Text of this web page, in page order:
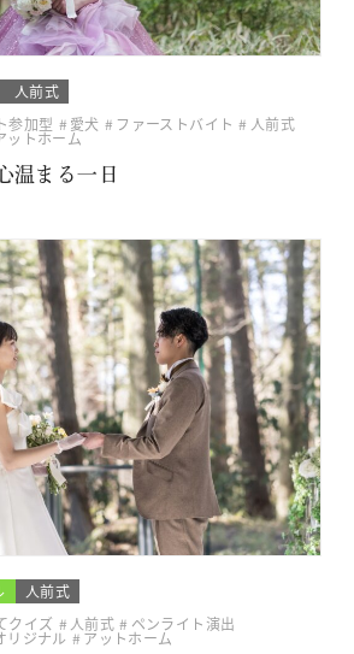
人前式
参加型 愛犬 ファーストバイト 人前式
ットホーム
温まる一日
人前式
クイズ 人前式 ペンライト演出
リジナル アットホーム